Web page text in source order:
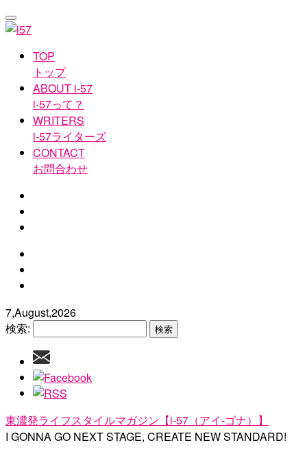
TOP
トップ
ABOUT i-57
i-57って？
WRITERS
i-57ライターズ
CONTACT
お問合わせ
7,August,2026
検索:
東濃発ライフスタイルマガジン【i-57（アイ-ゴナ）】
I GONNA GO NEXT STAGE, CREATE NEW STANDARD!